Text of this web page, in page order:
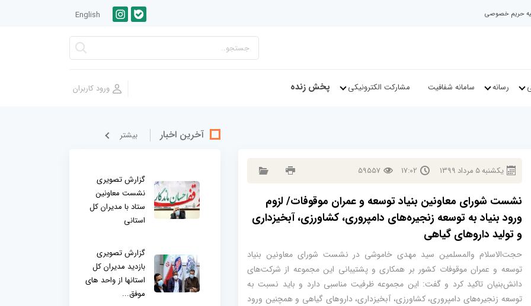
حریم خصوصی English
رسانه سامانه شفافیت مشارکت الکترونیکی پخش زنده
يكشنبه5 مرداد 1399
17:02
59557
نشست شورای معاونین بنیاد توسعه و عمران موقوفات/ لزوم
ورود بنیاد به توسعه زنجیره‌های دامپروری، کشاورزی، آبخیزداری
و تولید داروهای گیاهی
حجت‌الاسلام والمسلمین سید مهدی خاموشی در نشست شورای معاونین بنیاد
توسعه و عمران موقوفات کشور بر همکاری و پشتیبانی این مجموعه از شرکت‌های
دانش‌بنیان تاکید کرد و گفت: این مجموعه ظرفیت مناسبی دارد و باید نسبت به
توسعه زنجیره‌های دامپروری، کشاورزی، آبخیزداری، داروهای گیاهی و همچنین ورود
آخرین اخبار بيشتر
گزارش تصویری
نشست معاونین
ستاد با مدیران کل
استانی
گزارش تصویری
بازدید مدیران کل
استانها از واحد های
موفق...